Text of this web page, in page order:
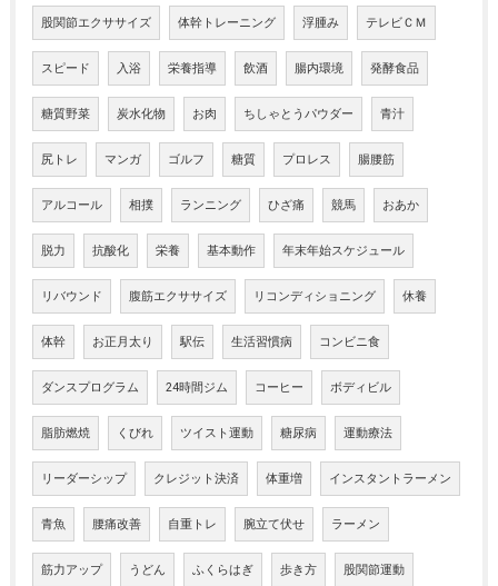
股関節エクササイズ 体幹トレーニング 浮腫み テレビＣＭ
スピード 入浴 栄養指導 飲酒 腸内環境 発酵食品
糖質野菜 炭水化物 お肉 ちしゃとうパウダー 青汁
尻トレ マンガ ゴルフ 糖質 プロレス 腸腰筋
アルコール 相撲 ランニング ひざ痛 競馬 おあか
脱力 抗酸化 栄養 基本動作 年末年始スケジュール
リバウンド 腹筋エクササイズ リコンディショニング 休養
体幹 お正月太り 駅伝 生活習慣病 コンビニ食
ダンスプログラム 24時間ジム コーヒー ボディビル
脂肪燃焼 くびれ ツイスト運動 糖尿病 運動療法
リーダーシップ クレジット決済 体重増 インスタントラーメン
青魚 腰痛改善 自重トレ 腕立て伏せ ラーメン
筋力アップ うどん ふくらはぎ 歩き方 股関節運動